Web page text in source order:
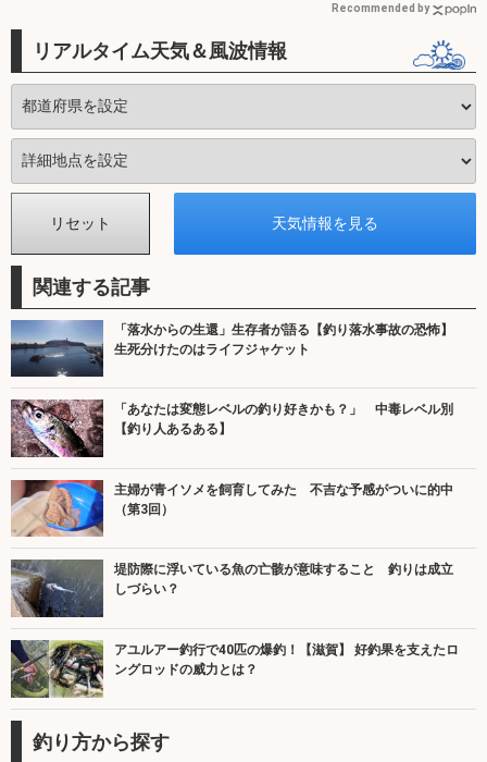
Recommended by
リアルタイム天気＆風波情報
関連する記事
「落水からの生還」生存者が語る【釣り落水事故の恐怖】
生死分けたのはライフジャケット
「あなたは変態レベルの釣り好きかも？」 中毒レベル別
【釣り人あるある】
主婦が青イソメを飼育してみた 不吉な予感がついに的中
（第3回）
堤防際に浮いている魚の亡骸が意味すること 釣りは成立
しづらい？
アユルアー釣行で40匹の爆釣！【滋賀】 好釣果を支えたロ
ングロッドの威力とは？
釣り方から探す